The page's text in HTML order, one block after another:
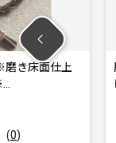
面仕上
鹿
げ